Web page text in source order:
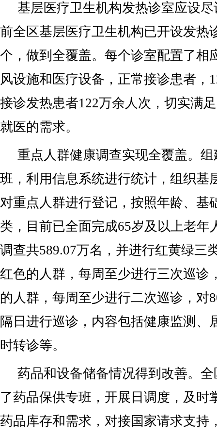
基层医疗卫生机构发热诊室应设
前全区基层医疗卫生机构已开设发热
个，做到全覆盖。每个诊室配置了相
风设施和医疗设备，正常接诊患者，
接诊发热患者122万余人次，切实满
就医的需求。
重点人群健康调查实现全覆盖。
班，利用信息系统进行统计，组织基
对重点人群进行登记，按照年龄、基
类，目前已全面完成65岁及以上老年
调查共589.07万名，并进行红黄绿三
红色的人群，每周至少进行三次巡诊
的人群，每周至少进行二次巡诊，对
隔日进行巡诊，内容包括健康监测、
时转诊等。
药品和设备储备情况得到改善。
了药品保供专班，开展日调度，及时
药品库存和需求，对接国家请求支持